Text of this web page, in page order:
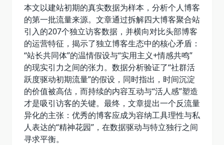
熨
烫
本文以建站初期的真实数据为样本，分析个人博客
的第一批流量来源。文章通过拆解四大博客聚合站
引入的207个独立访客数据，并横向对比头部博客
的运营特征，揭示了独立博客生态中的核心矛盾：
“站长共同体”的温情假设与“实用主义+情感共鸣”
的现实引力之间的张力。数据分析验证了“社群活
跃度驱动初期流量”的假设，同时指出，时间沉淀
的价值被高估，而持续的内容互动与“活人感”塑造
才是吸引访客的关键。最终，文章提出一个反流量
异化的主张：优秀的博客应成为容纳工具理性与私
人表达的“精神花园”，在数据驱动与特立独行之间
寻求平衡。